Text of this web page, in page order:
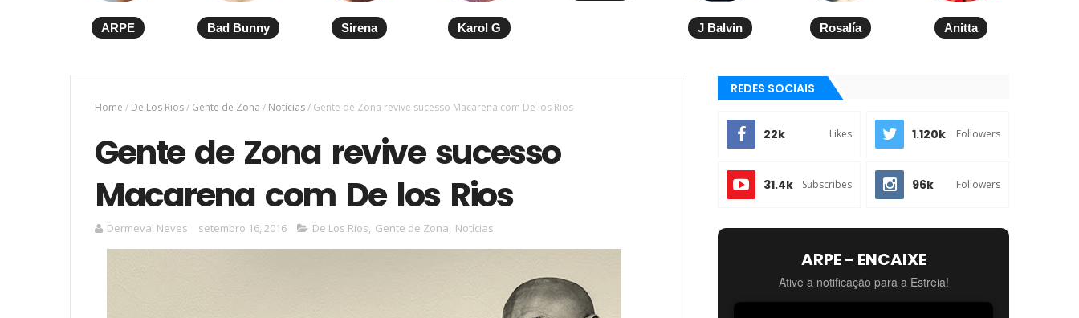
ARPE Bad Bunny Sirena Karol G J Balvin Rosalía Anitta
Home / De Los Rios/ Gente de Zona / Notícias/ Gente de Zona revive sucesso Macarena com De los Rios
Gente de Zona revive sucesso
Macarena com De los Rios
Dermeval Neves setembro 16, 2016 De Los Rios, Gente de Zona, Notícias
REDES SOCIAIS
22k Likes 1.120k Followers
31.4k Subscribes 96k Followers
ARPE - ENCAIXE
Ative a notificação para a Estreia!